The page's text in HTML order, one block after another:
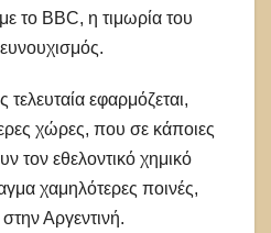
το BBC, η τιμωρία του
εφαρμόζεται,
χώρες, που σε κάποιες
τον εθελοντικό χημικό
χαμηλότερες ποινές,
Αργεντινή.